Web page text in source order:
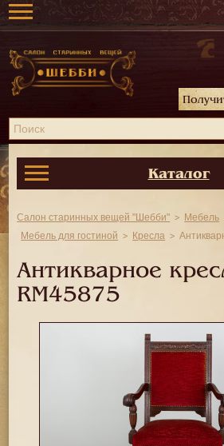
Каталог
Салон старинных вещей "Шебби"
Мебель
Мебель для гостиной
Кресла
Антикварное
RM45875